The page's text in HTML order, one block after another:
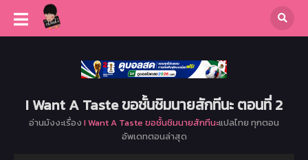
I Want A Taste ขอชั้นชิมนายสักทีนะ ตอนที่ 2
อ่านมังงะเรื่อง I Want A Taste ขอชั้นชิมนายสักทีนะแปลไทย ทุกตอน
อัพเดทตอนล่าสุด